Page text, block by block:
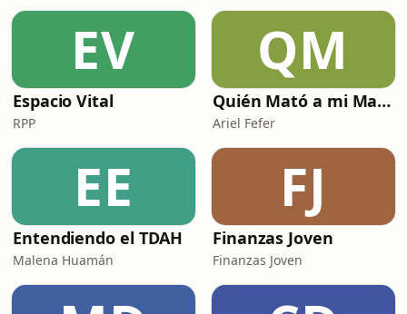
EV
Espacio Vital
RPP
QM
Quién Mató a mi Madre: El Caso Fefer
Ariel Fefer
EE
Entendiendo el TDAH
Malena Huamán
FJ
Finanzas Joven
Finanzas Joven